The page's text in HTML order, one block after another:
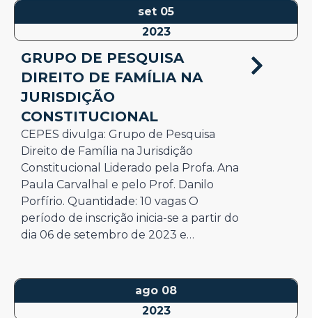
set 05
2023
GRUPO DE PESQUISA
DIREITO DE FAMÍLIA NA
JURISDIÇÃO
CONSTITUCIONAL
CEPES divulga: Grupo de Pesquisa
Direito de Família na Jurisdição
Constitucional Liderado pela Profa. Ana
Paula Carvalhal e pelo Prof. Danilo
Porfírio. Quantidade: 10 vagas O
período de inscrição inicia-se a partir do
dia 06 de setembro de 2023 e…
ago 08
2023